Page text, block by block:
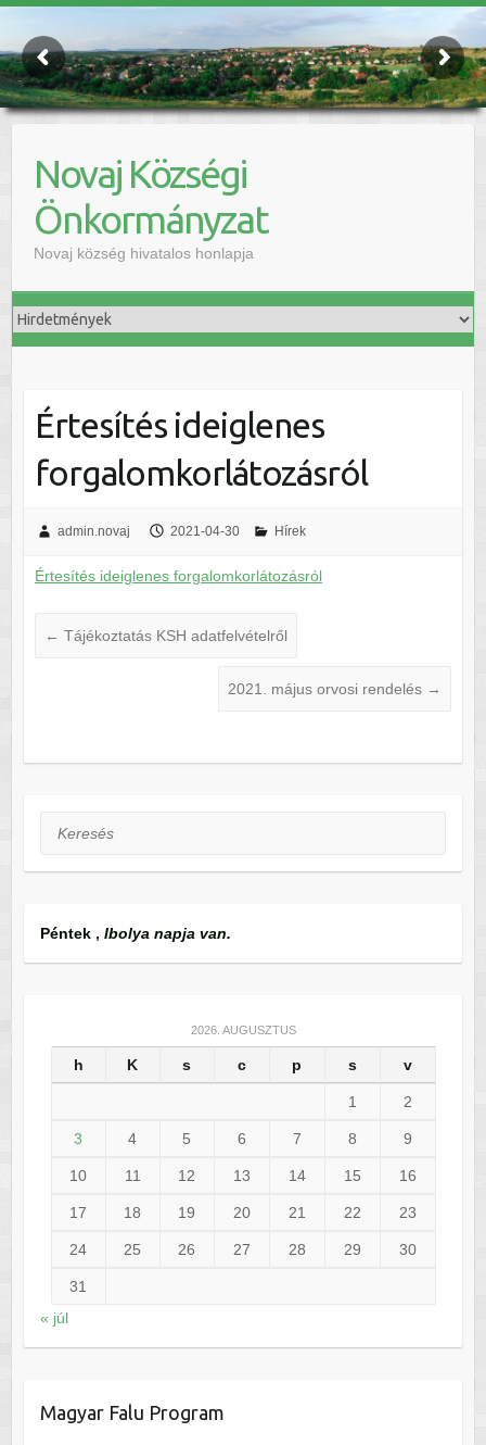
Novaj Községi
Önkormányzat
Novaj község hivatalos honlapja
Értesítés ideiglenes
forgalomkorlátozásról
admin.novaj 2021-04-30 Hírek
Értesítés ideiglenes forgalomkorlátozásról
← Tájékoztatás KSH adatfelvételről
2021. május orvosi rendelés →
Keresés
Péntek , Ibolya napja van.
2026. AUGUSZTUS
h K s c p s v
1 2
3 4 5 6 7 8 9
10 11 12 13 14 15 16
17 18 19 20 21 22 23
24 25 26 27 28 29 30
31
« júl
Magyar Falu Program